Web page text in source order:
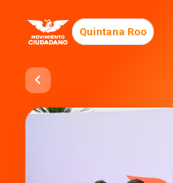
Quintana Roo